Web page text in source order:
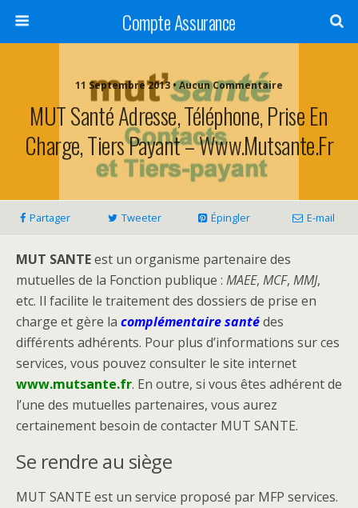
Compte Assurance
11 Septembre 2013 • Aucun Commentaire
MUT Santé Adresse, Téléphone, Prise En
Charge, Tiers Payant – Www.mutsante.fr
Partager Tweeter Épingler E-mail
MUT SANTEest un organisme partenaire des
mutuelles de la Fonction publique : MAEE, MCF, MMJ,
etc. Il facilite le traitement des dossiers de prise en
charge et gère la complémentaire santédes
différents adhérents. Pour plus d’informations sur ces
services, vous pouvez consulter le site internet
www.mutsante.fr. En outre, si vous êtes adhérent de
l’une des mutuelles partenaires, vous aurez
certainement besoin de contacter MUT SANTE.
Se rendre au siège
MUT SANTE est un service proposé par MFP services.